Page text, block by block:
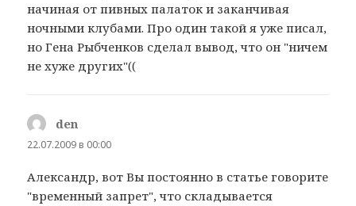
начиная от пивных палаток и заканчивая
ночными клубами. Про один такой я уже писал,
но Гена Рыбченков сделал вывод, что он "ничем
не хуже других"((
den
22.07.2009 в 00:00
Александр, вот Вы постоянно в статье говорите
"временный запрет", что складывается